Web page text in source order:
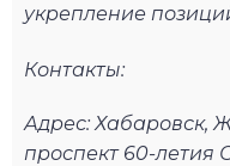
укрепление
Контакты:
Адрес: Хабаровск,
проспект 60-летия